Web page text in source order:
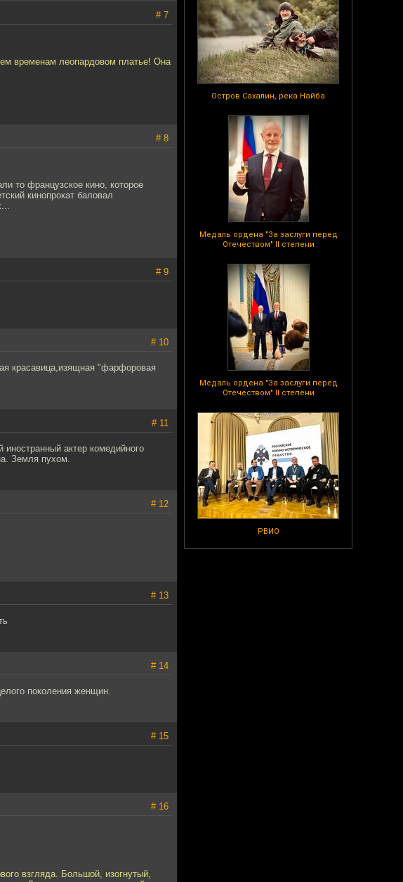
Остров Сахалин, река Найба
Медаль ордена "За заслуги перед
Отечеством" II степени
Медаль ордена "За заслуги перед
Отечеством" II степени
РВИО
# 7
временам леопардовом платье! Она
# 8
то французское кино, которое
кинопрокат баловал
# 9
# 10
красавица,изящная "фарфоровая
# 11
актер комедийного
Земля пухом.
# 12
# 13
# 14
поколения женщин.
# 15
# 16
взгляда. Большой, изогнутый,